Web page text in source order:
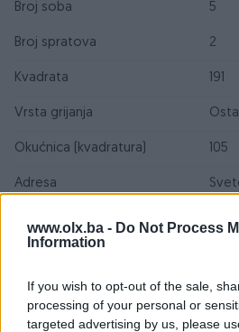
www.olx.ba - Do Not Process
Information
If you wish to opt-out of the sale,
processing of your personal or
targeted advertising by us, please
Broj soba 5
Broj spratova 2
Kvadrata 191
Vrsta grijanja
Okućnica (kvadratura) 105
Adresa
Kanalizacija
Broj kupatila 3
Datum objave